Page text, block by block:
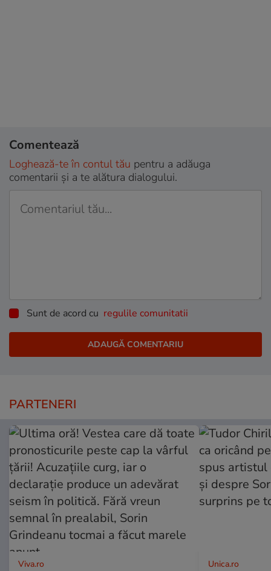
Comentează
Loghează-te în contul tău pentru a adăuga
comentarii și a te alătura dialogului.
Sunt de acord cu regulile comunitatii
PARTENERI
Viva.ro Unica.ro